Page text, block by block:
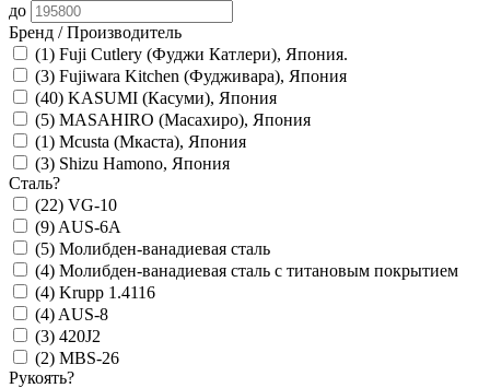
до
Бренд / Производитель
(1) Fuji Cutlery (Фуджи Катлери), Япония.
(3) Fujiwara Kitchen (Фудживара), Япония
(40) KASUMI (Касуми), Япония
(5) MASAHIRO (Масахиро), Япония
(1) Mcusta (Мкаста), Япония
(3) Shizu Hamono, Япония
Сталь?
(22) VG-10
(9) AUS-6A
(5) Молибден-ванадиевая сталь
(4) Молибден-ванадиевая сталь с титановым покрытием
(4) Krupp 1.4116
(4) AUS-8
(3) 420J2
(2) MBS-26
Рукоять?